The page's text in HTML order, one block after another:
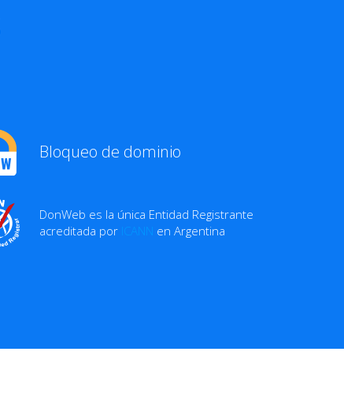
Bloqueo de dominio
DonWeb es la única Entidad Registrante
acreditada por ICANN en Argentina